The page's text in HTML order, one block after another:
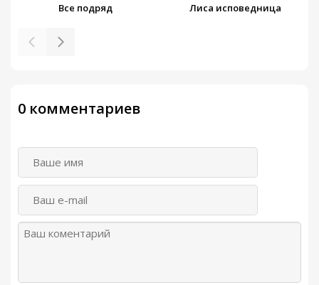
Все подряд Лиса исповедница
0 комментариев